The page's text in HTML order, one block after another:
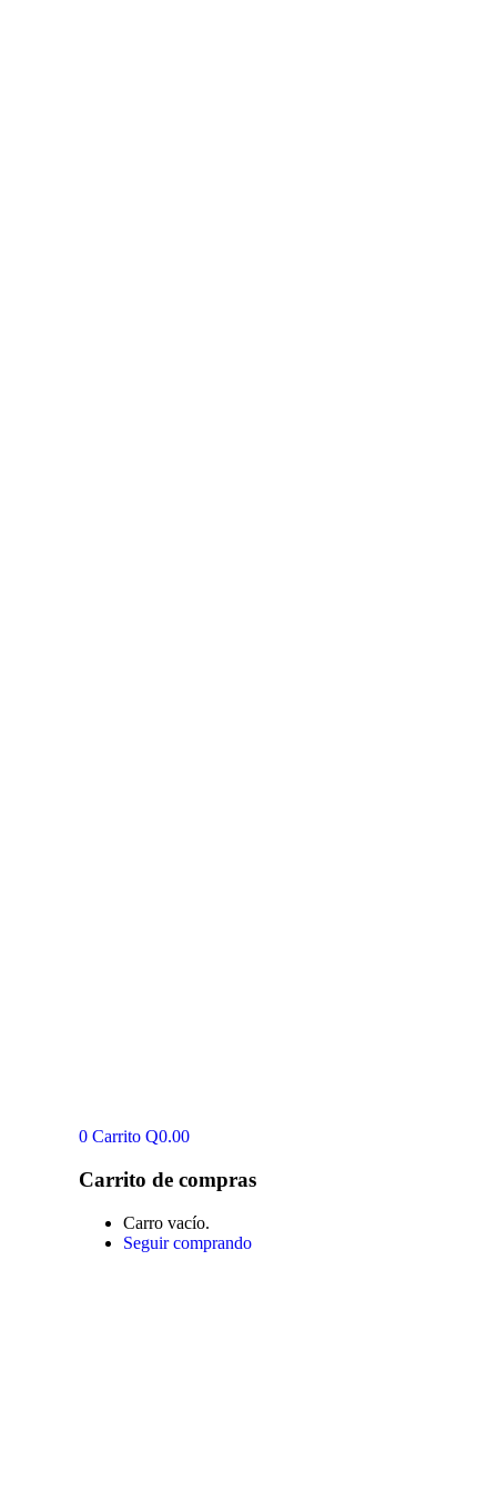
0 Carrito Q0.00
Carrito de compras
Carro vacío.
Seguir comprando